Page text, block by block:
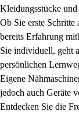
Kleidungsstücke und
Ob Sie erste Schritte
bereits Erfahrung
Sie individuell, geht
persönlichen
Eigene
jedoch auch Geräte
Entdecken Sie die